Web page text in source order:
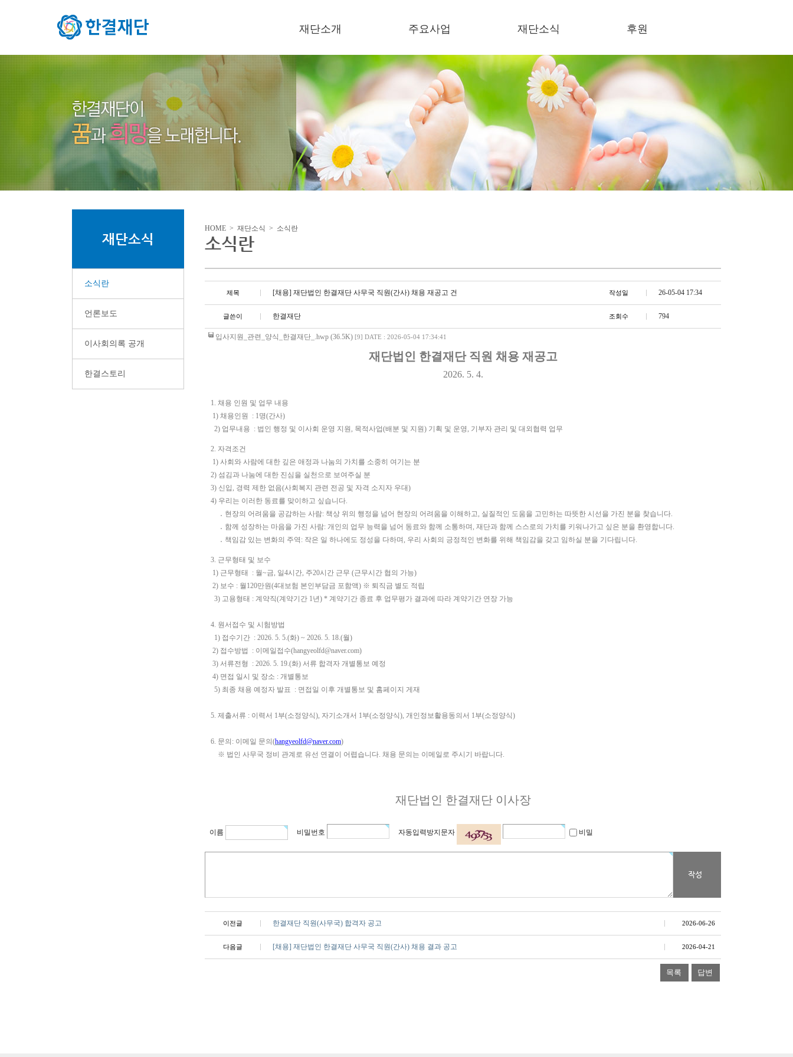
재단소개
미션/비젼
오시는 길
주요사업
복지기관 운영
보육기관 운영
한결장학금
잔치한마당
미세먼지저감 지원사업
재단소식
소식란
언론보도
이사회의록 공개
한결스토리
후원
후원하기
재단소식
소식란
언론보도
이사회의록 공개
한결스토리
HOME > 재단소식 > 소식란
소식란
제목 [채용] 재단법인 한결재단 사무국 직원(간사) 채용 재공고 건 작성일 26-05-04 17:34
글쓴이 한결재단 조회수 794
입사지원_관련_양식_한결재단_.hwp (36.5K) [9] DATE : 2026-05-04 17:34:41
재단법인 한결재단 직원 채용 재공고
2026. 5. 4.
1. 채용 인원 및 업무 내용
1) 채용인원 : 1명(간사)
2) 업무내용 : 법인 행정 및 이사회 운영 지원, 목적사업(배분 및 지원) 기획 및 운영, 기부자 관리 및 대외협력 업무
2. 자격조건
1) 사회와 사람에 대한 깊은 애정과 나눔의 가치를 소중히 여기는 분
2) 섬김과 나눔에 대한 진심을 실천으로 보여주실 분
3) 신입, 경력 제한 없음(사회복지 관련 전공 및 자격 소지자 우대)
4) 우리는 이러한 동료를 맞이하고 싶습니다.
․ 현장의 어려움을 공감하는 사람: 책상 위의 행정을 넘어 현장의 어려움을 이해하고, 실질적인 도움을 고민하는 따뜻한 시선을 가진 분을 찾습니다.
․ 함께 성장하는 마음을 가진 사람: 개인의 업무 능력을 넘어 동료와 함께 소통하며, 재단과 함께 스스로의 가치를 키워나가고 싶은 분을 환영합니다.
․ 책임감 있는 변화의 주역 : 작은 일 하나에도 정성을 다하며, 우리 사회의 긍정적인 변화를 위해 책임감을 갖고 임하실 분을 기다립니다.
3. 근무형태 및 보수
1) 근무형태 : 월~금, 일 4시간, 주20시간 근무 (근무시간 협의 가능)
2) 보수 : 월 120만원(4대보험 본인부담금 포함액) ※ 퇴직금 별도 적립
3) 고용형태 : 계약직(계약기간 1년) * 계약기간 종료 후 업무평가 결과에 따라 계약기간 연장 가능
4. 원서접수 및 시험방법
1) 접수기간 : 2026. 5. 5.(화) ~ 2026. 5. 18.(월)
2) 접수방법 : 이메일접수(hangyeolfd@naver.com)
3) 서류전형 : 2026. 5. 19.(화) 서류 합격자 개별통보 예정
4) 면접 일시 및 장소 : 개별통보
5) 최종 채용 예정자 발표 : 면접일 이후 개별통보 및 홈페이지 게재
5. 제출서류 : 이력서 1부(소정양식), 자기소개서 1부(소정양식), 개인정보활용동의서 1부(소정양식)
6. 문의 : 이메일 문의 (hangyeolfd@naver.com)
※ 법인 사무국 정비 관계로 유선 연결이 어렵습니다. 채용 문의는 이메일로 주시기 바랍니다.
재단법인 한결재단 이사장
이름 비밀번호 자동입력방지문자 비밀
이전글 한결재단 직원(사무국) 합격자 공고 2026-06-26
다음글 [채용] 재단법인 한결재단 사무국 직원(간사) 채용 결과 공고 2026-04-21
목록 답변